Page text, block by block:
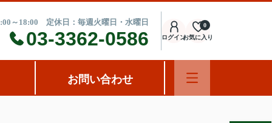
～18:00 定休日：毎週火曜日・水曜日
03-3362-0586 ログインお気に入り
0
お問い合わせ